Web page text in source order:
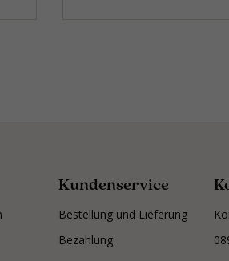
Kundenservice
Bestellung und Lieferung
Bezahlung